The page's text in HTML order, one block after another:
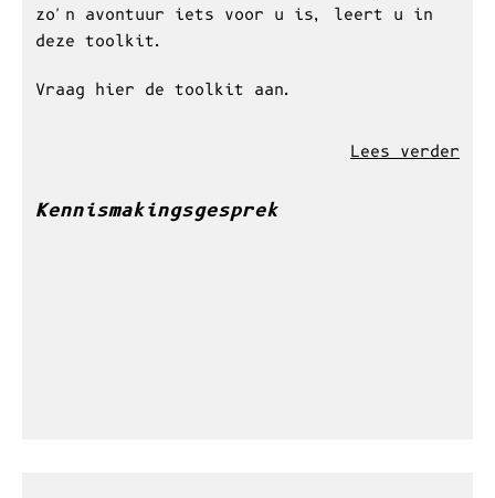
toekomstige bewoners. Zo gaan de bewoners
op een duurzame manier met elkaar
samenwonen.
Wat dit cohousingproject exact inhoudt,
welke voordelen eraan verbonden zijn en of
zo'n avontuur iets voor u is, leert u in
deze toolkit.
Vraag hier de toolkit aan.